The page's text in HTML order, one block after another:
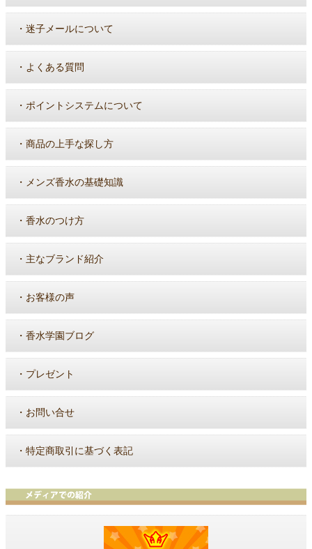
・ 迷子メールについて
・ よくある質問
・ ポイントシステムについて
・ 商品の上手な探し方
・ メンズ香水の基礎知識
・ 香水のつけ方
・ 主なブランド紹介
・ お客様の声
・ 香水学園ブログ
・ プレゼント
・ お問い合せ
・ 特定商取引に基づく表記